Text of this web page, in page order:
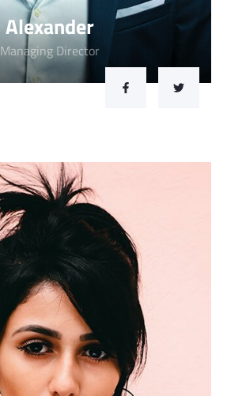
Alexander
Managing Director